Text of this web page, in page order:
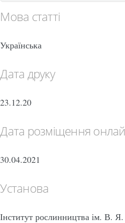
Мова статті
Українська
Дата друку
23.12.20
Дата розміщення
30.04.2021
Установа
Інститут рослинництва ім. В.